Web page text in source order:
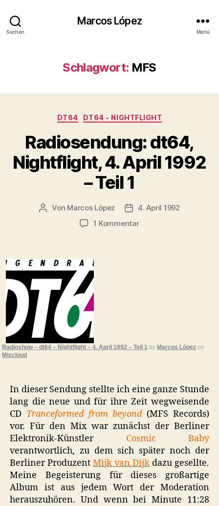
Suchen
Marcos López
Menü
Schlagwort: MFS
Kategorien
DT64 DT64 - NIGHTFLIGHT
Radiosendung: dt64,
Nightflight, 4. April 1992
– Teil 1
Beitragsautor
Von Marcos López Veröffentlichungsdatum
4. April 1992
1 Kommentarzu
Radioshow – dt64 – Nightflight – 4. April 1992 – Teil 1 by Marcos López on
Mixcloud
In dieser Sendung stellte ich eine ganze Stunde
lang die neue und für ihre Zeit wegweisende
CD Tranceformed from beyond(MFS Records)
vor. Für den Mix war zunächst der Berliner
Elektronik-Künstler Cosmic Baby
verantwortlich, zu dem sich später noch der
Berliner Produzent Mijk van Dijk dazu gesellte.
Meine Begeisterung für dieses großartige
Album ist aus jedem Wort der Moderation
herauszuhören. Und wenn bei Minute 11:28